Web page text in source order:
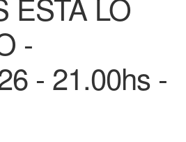
ESTA LO
-
- 21.00hs -